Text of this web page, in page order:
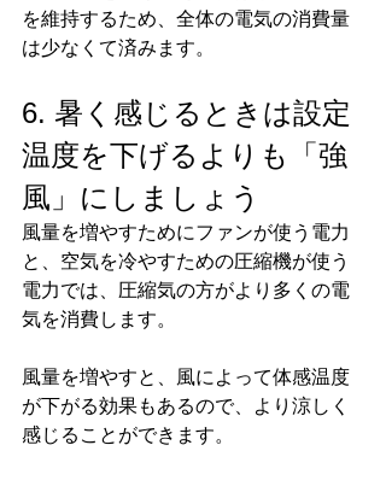
を維持するため、全体の電気の消費量
は少なくて済みます。
6. 暑く感じるときは設定
温度を下げるよりも「強
風」にしましょう
風量を増やすためにファンが使う電力
と、空気を冷やすための圧縮機が使う
電力では、圧縮気の方がより多くの電
気を消費します。
風量を増やすと、風によって体感温度
が下がる効果もあるので、より涼しく
感じることができます。